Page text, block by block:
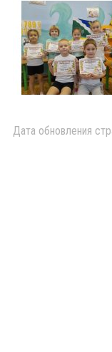
Дата обновления